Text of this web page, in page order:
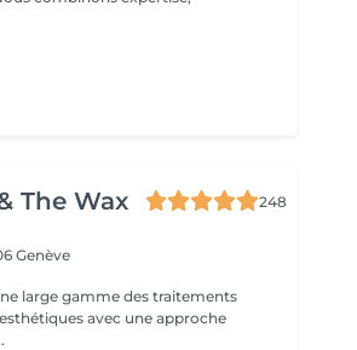
The Wax
248
Genève
large gamme des traitements
avec une approche